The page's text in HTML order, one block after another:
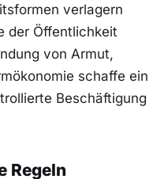
verlagern
der Öffentlichkeit
von Armut,
schaffe ein
Beschäftigung
Regeln